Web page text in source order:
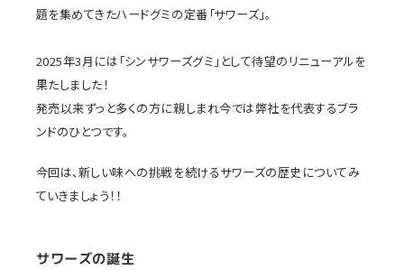
題を集めてきたハードグミの定番「サワーズ」。
2025年3月には「シンサワーズグミ」として待望のリニューアルを
果たしました！
発売以来ずっと多くの方に親しまれ今では弊社を代表するブラ
ンドのひとつです。
今回は、新しい味への挑戦を続けるサワーズの歴史についてみ
ていきましょう！！
サワーズの誕生